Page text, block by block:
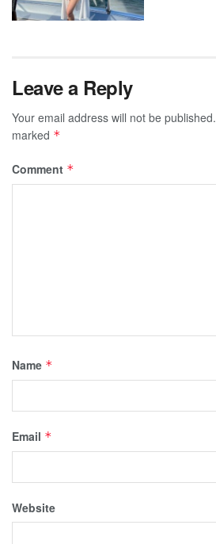
Leave a Reply
Your email address will not be published.
marked *
Comment *
Name *
Email *
Website